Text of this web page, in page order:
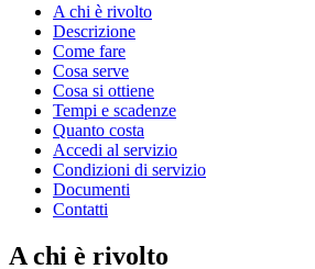
A chi è rivolto
Descrizione
Come fare
Cosa serve
Cosa si ottiene
Tempi e scadenze
Quanto costa
Accedi al servizio
Condizioni di servizio
Documenti
Contatti
A chi è rivolto